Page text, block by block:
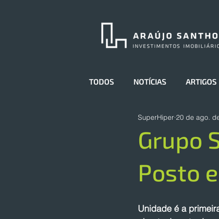
TODOS NOTÍCIAS ARTIGOS
Grupo
Posto
SuperHiper 20 de ago.
Unidade é a